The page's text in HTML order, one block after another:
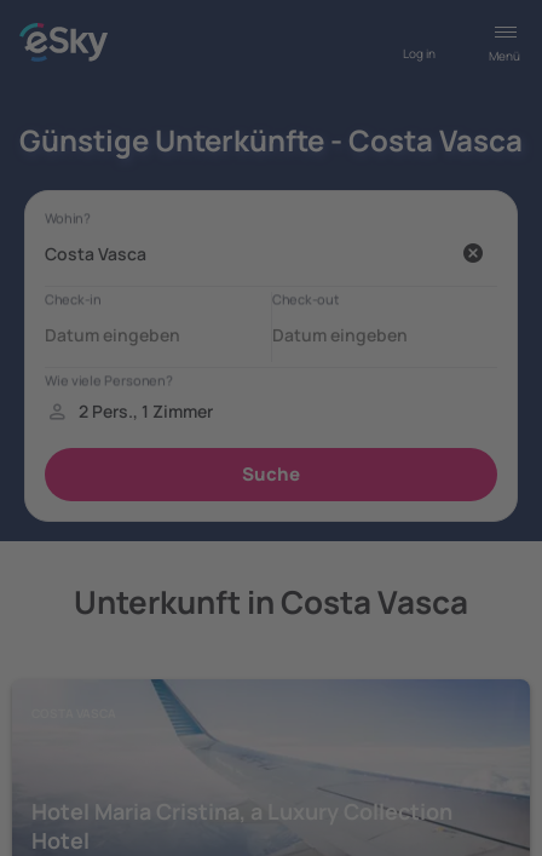
Menü
Log in
Günstige Unterkünfte - Costa Vasca
Unterkunft in Costa Vasca
Hotel Maria Cristina, a Luxury Collection
Hotel